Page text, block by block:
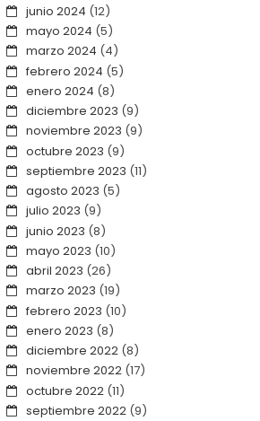
junio 2024 (12)
mayo 2024 (5)
marzo 2024 (4)
febrero 2024 (5)
enero 2024 (8)
diciembre 2023 (9)
noviembre 2023 (9)
octubre 2023 (9)
septiembre 2023 (11)
agosto 2023 (5)
julio 2023 (9)
junio 2023 (8)
mayo 2023 (10)
abril 2023 (26)
marzo 2023 (19)
febrero 2023 (10)
enero 2023 (8)
diciembre 2022(8)
noviembre 2022(17)
octubre 2022(11)
septiembre 2022(9)